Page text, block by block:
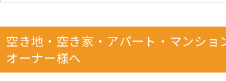
空き地・空き家・アパート・マンショ
オーナー様へ